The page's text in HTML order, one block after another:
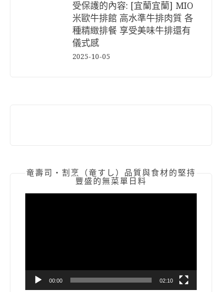
受保護的內容: [宜蘭宜蘭] MIO
米歐牛排館 高水準牛排肉質 各
種精緻排餐 享受美味牛排還有
儀式感
2025-10-05
竜壽司‧割烹（竜すし）品質與食材的堅持
豐盛的無菜單日料
00:00 02:10